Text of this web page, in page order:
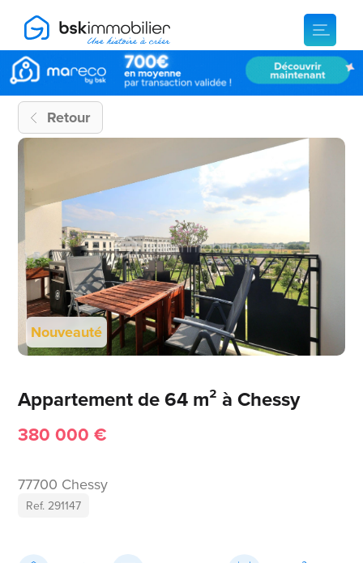
Retour
Nouveauté
Appartement de 64 m² à Chessy
380 000 €
77700 Chessy
Ref. 291147